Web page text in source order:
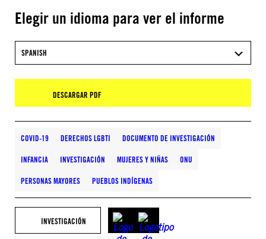
Elegir un idioma para ver el informe
SPANISH
DESCARGAR PDF
COVID-19 DERECHOS LGBTI DOCUMENTO DE INVESTIGACIÓN
INFANCIA INVESTIGACIÓN MUJERES Y NIÑAS ONU
PERSONAS MAYORES PUEBLOS INDÍGENAS
INVESTIGACIÓN